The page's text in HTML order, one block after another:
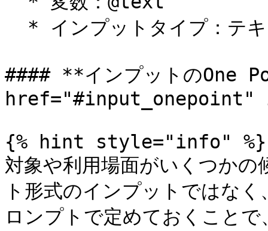
#### **インプットのOne
href="#input_onepoint"
{% hint style="info" %}
対象や利用場面がいくつか
ト形式のインプットではな
ロンプトで定めておくこと